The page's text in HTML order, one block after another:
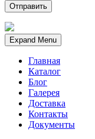
Expand Menu
Главная
Каталог
Блог
Галерея
Доставка
Контакты
Документы